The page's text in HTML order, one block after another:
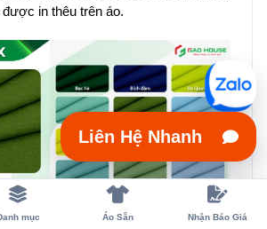
được in thêu trên áo.
mục Áo Sẵn Nhận Báo Giá
Liên Hệ Nhanh